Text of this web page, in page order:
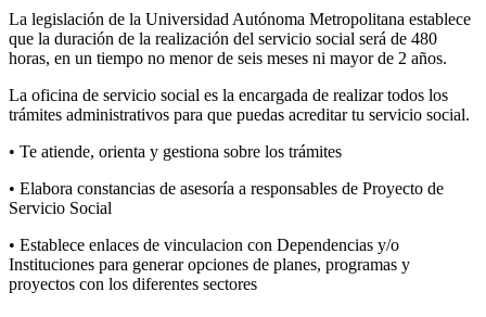
La legislación de la Universidad Autónoma Metropolitana establece
que la duración de la realización del servicio social será de 480
horas, en un tiempo no menor de seis meses ni mayor de 2 años.
La oficina de servicio social es la encargada de realizar todos los
trámites administrativos para que puedas acreditar tu servicio social.
• Te atiende, orienta y gestiona sobre los trámites
• Elabora constancias de asesoría a responsables de Proyecto de
Servicio Social
• Establece enlaces de vinculacion con Dependencias y/o
Instituciones para generar opciones de planes, programas y
proyectos con los diferentes sectores